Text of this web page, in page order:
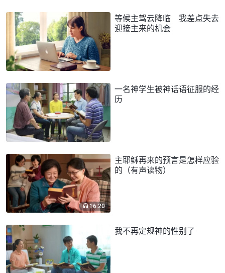
等候主驾云降临 我差点失去
迎接主来的机会
一名神学生被神话语征服的经
历
16:20
主耶稣再来的预言是怎样应验
的（有声读物）
我不再定规神的性别了